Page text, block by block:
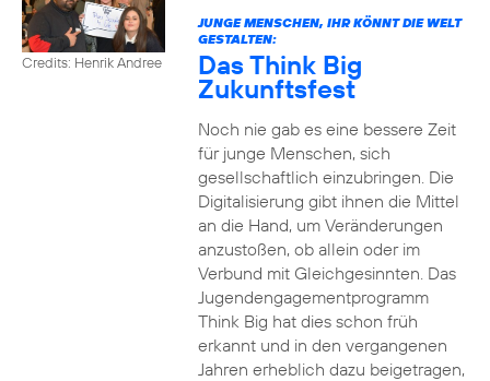
Credits: Henrik Andree
JUNGE MENSCHEN, IHR KÖNNT DIE WELT
GESTALTEN:
Das Think Big
Zukunftsfest
Noch nie gab es eine bessere Zeit
für junge Menschen, sich
gesellschaftlich einzubringen. Die
Digitalisierung gibt ihnen die Mittel
an die Hand, um Veränderungen
anzustoßen, ob allein oder im
Verbund mit Gleichgesinnten. Das
Jugendengagementprogramm
Think Big hat dies schon früh
erkannt und in den vergangenen
Jahren erheblich dazu beigetragen,